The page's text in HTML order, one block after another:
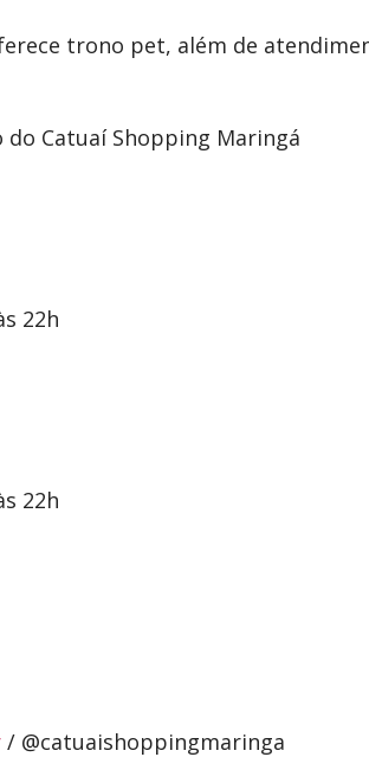
trono pet, além de
Catuaí Shopping Maringá
22h
22h
/ @catuaishoppingmaringa